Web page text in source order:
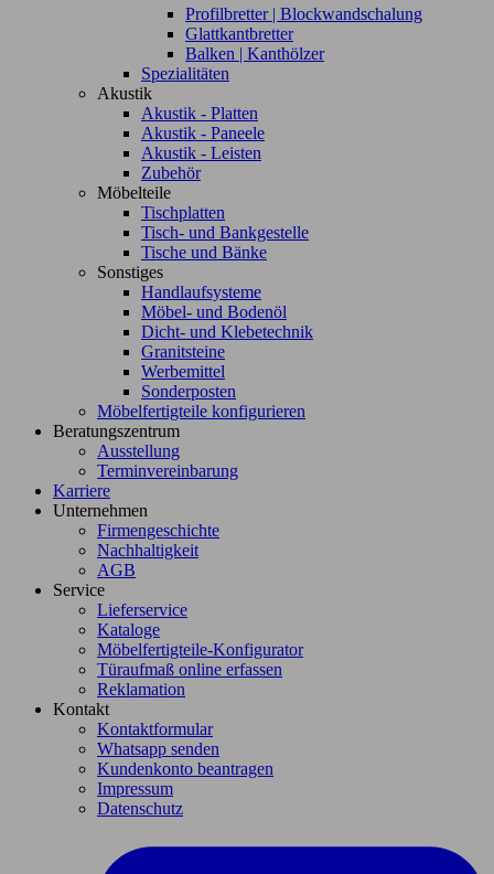
Profilbretter | Blockwandschalung
Glattkantbretter
Balken | Kanthölzer
Spezialitäten
Akustik
Akustik - Platten
Akustik - Paneele
Akustik - Leisten
Zubehör
Möbelteile
Tischplatten
Tisch- und Bankgestelle
Tische und Bänke
Sonstiges
Handlaufsysteme
Möbel- und Bodenöl
Dicht- und Klebetechnik
Granitsteine
Werbemittel
Sonderposten
Möbelfertigteile konfigurieren
Beratungszentrum
Ausstellung
Terminvereinbarung
Karriere
Unternehmen
Firmengeschichte
Nachhaltigkeit
AGB
Service
Lieferservice
Kataloge
Möbelfertigteile-Konfigurator
Türaufmaß online erfassen
Reklamation
Kontakt
Kontaktformular
Whatsapp senden
Kundenkonto beantragen
Impressum
Datenschutz